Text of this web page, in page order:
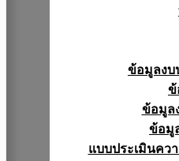
ข้อมูลงบ
ข้
ข้อมูล
ข้อมู
แบบประเมินคว